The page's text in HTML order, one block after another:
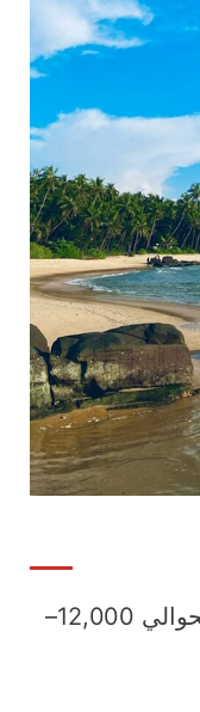
دخل الفرد السنوي: يُقدَّر بحوالي 12,000–